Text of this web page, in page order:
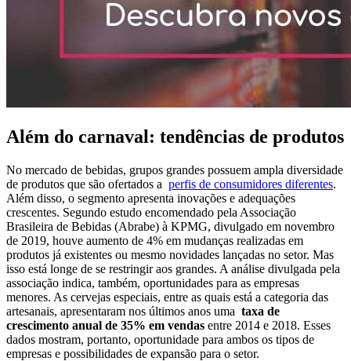
Além do carnaval: tendências de produtos
No mercado de bebidas, grupos grandes possuem ampla diversidade
de produtos que são ofertados a perfis de consumidores diferentes.
Além disso, o segmento apresenta inovações e adequações
crescentes. Segundo estudo encomendado pela Associação
Brasileira de Bebidas (Abrabe) à KPMG, divulgado em novembro
de 2019, houve aumento de 4% em mudanças realizadas em
produtos já existentes ou mesmo novidades lançadas no setor. Mas
isso está longe de se restringir aos grandes. A análise divulgada pela
associação indica, também, oportunidades para as empresas
menores. As cervejas especiais, entre as quais está a categoria das
artesanais, apresentaram nos últimos anos uma taxa de
crescimento anual de 35% em vendas entre 2014 e 2018. Esses
dados mostram, portanto, oportunidade para ambos os tipos de
empresas e possibilidades de expansão para o setor.